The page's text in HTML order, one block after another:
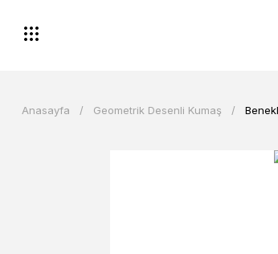
Anasayfa Geometrik Desenli Kumaş